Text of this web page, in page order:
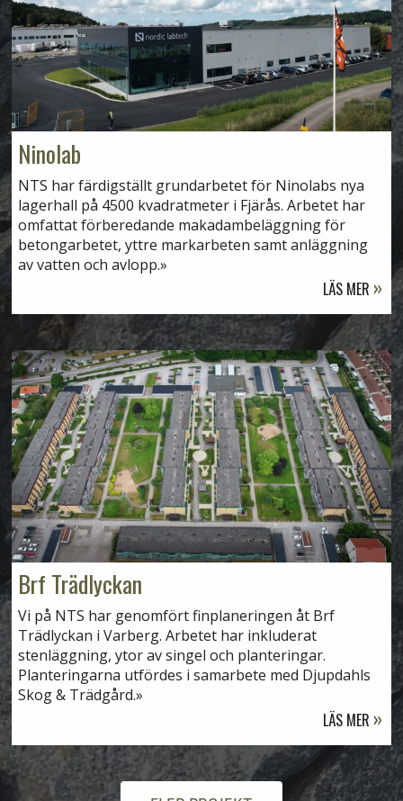
Ninolab
NTS har färdigställt grundarbetet för Ninolabs nya
lagerhall på 4500 kvadratmeter i Fjärås. Arbetet har
omfattat förberedande makadambeläggning för
betongarbetet, yttre markarbeten samt anläggning
av vatten och avlopp.
LÄS MER
Brf Trädlyckan
Vi på NTS har genomfört finplaneringen åt Brf
Trädlyckan i Varberg. Arbetet har inkluderat
stenläggning, ytor av singel och planteringar.
Planteringarna utfördes i samarbete med Djupdahls
Skog & Trädgård.
LÄS MER